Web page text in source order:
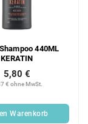
440ML
KERATIN
€ ohne MwSt.
5,80 €
Warenkorb